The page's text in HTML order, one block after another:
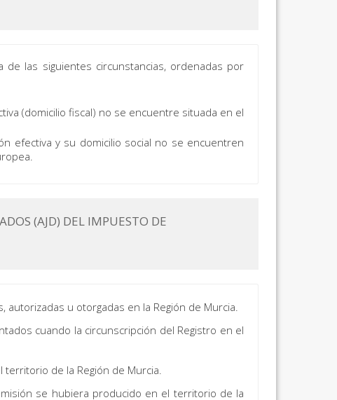
las siguientes circunstancias, ordenadas por
(domicilio fiscal) no se encuentre situada en el
efectiva y su domicilio social no se encuentren
(AJD) DEL IMPUESTO DE
autorizadas u otorgadas en la Región de Murcia.
cuando la circunscripción del Registro en el
de la Región de Murcia.
se hubiera producido en el territorio de la